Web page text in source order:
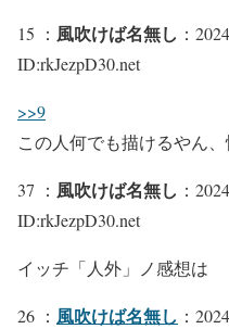
15 ： 風吹けば名無し ：
ID:rkJezpD30.net
>>9
この人何でも描けるやん、
37 ： 風吹けば名無し ：
ID:rkJezpD30.net
イッチ「人外」ノ感想は
26 ： 風吹けば名無し ：